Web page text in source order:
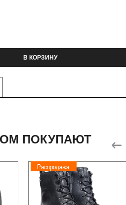
В КОРЗИНУ
ПОКУПАЮТ
Распродажа